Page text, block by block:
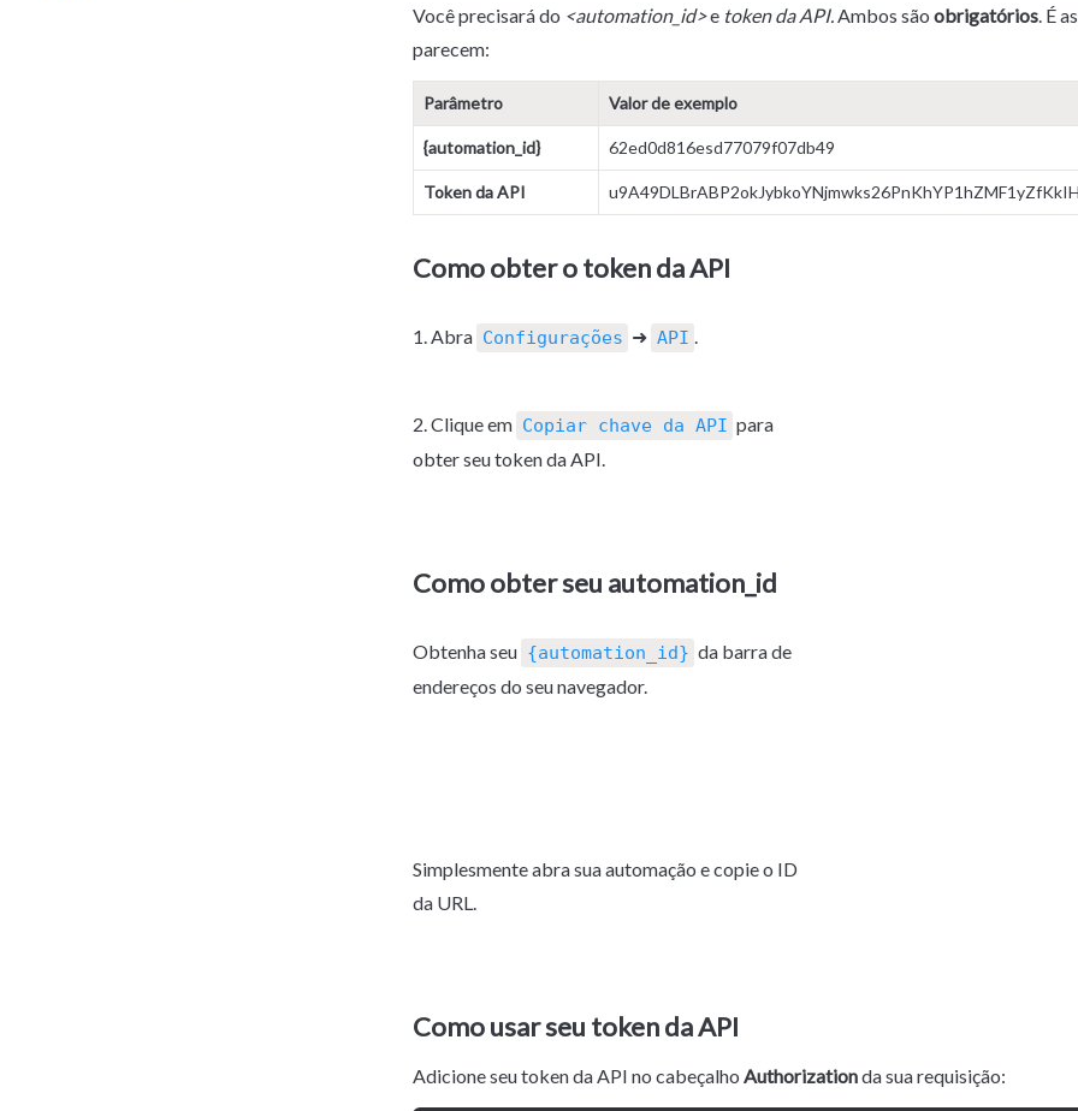
Você precisará do <automation_id> e token da API. Ambos são obrigatórios . É
parecem:
Parâmetro Valor de exemplo
{automation_id} 62ed0d816esd77079f07db49
Token da API
Como obter o token da API
1. Abra Configurações ➜ API .
2. Clique em Copiar chave da API para
obter seu token da API.
Como obter seu automation_id
Obtenha seu {automation_id} da barra de
endereços do seu navegador.
Simplesmente abra sua automação e copie o ID
da URL.
Como usar seu token da API
Adicione seu token da API no cabeçalho Authorization da sua requisição: